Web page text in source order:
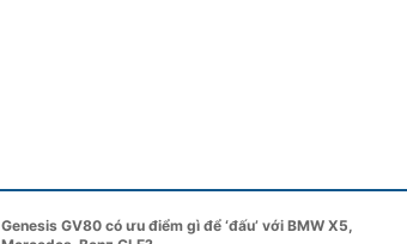
Genesis GV80 có ưu điểm gì để ‘đấu’ với BMW X5,